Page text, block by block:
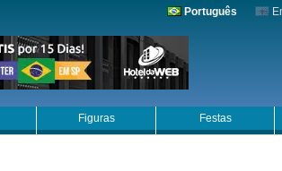
Português
Figuras Festas